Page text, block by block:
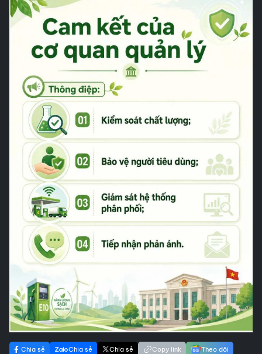
Chia sẻ Chia sẻ Chia sẻ Copy link Theo dõi